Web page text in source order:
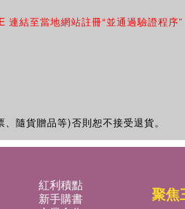
結至當地網站註冊“並通過驗證程序”
隨貨贈品等)否則恕不接受退貨。
紅利積點
新手購書
聚焦